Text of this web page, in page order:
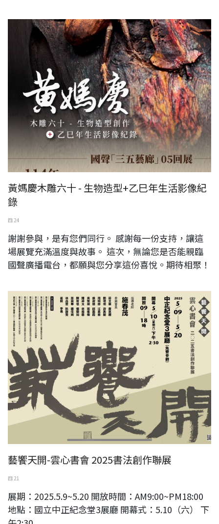
黃媽慶木雕六十 - 生物造型+乙巳年生活影像紀錄
黃媽慶木雕六十 - 生物造型+乙巳年生活影像紀
錄
四 24
謝謝參與，是有您們同行。 感謝每一份支持，讓這
場展覽充滿溫度與故事。 這次，無論您是否能親臨
國聲廣播電台，都願與您分享這份喜悅。期待相聚！
藝饗天開-雲心書會 2025書法創作聯展
藝饗天開-雲心書會 2025書法創作聯展
四 21
展期：2025.5.9~5.20 開放時間：AM9:00~PM18:00
地點：國立中正紀念堂3展廳 開幕式：5.10（六） 下